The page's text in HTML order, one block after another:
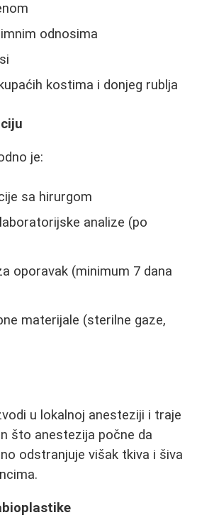
odnosima
kostima i donjeg rublja
je:
sa hirurgom
analize (po
oporavak (minimum 7 dana
materijale (sterilne gaze,
u lokalnoj anesteziji i traje
što anestezija počne da
odstranjuje višak tkiva i šiva